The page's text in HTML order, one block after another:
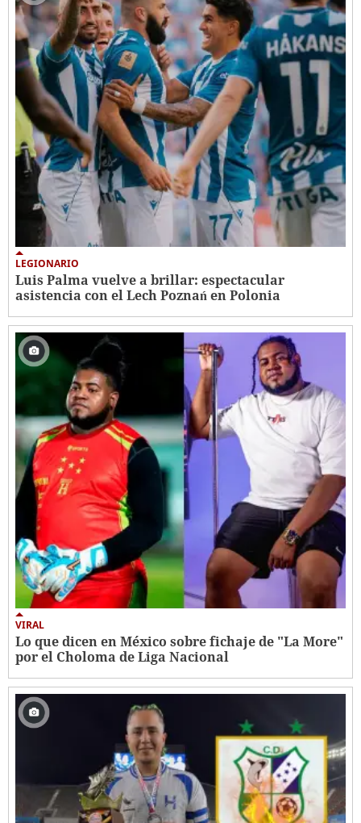
LEGIONARIO
Luis Palma vuelve a brillar: espectacular
asistencia con el Lech Poznań en Polonia
VIRAL
Lo que dicen en México sobre fichaje de "La More"
por el Choloma de Liga Nacional